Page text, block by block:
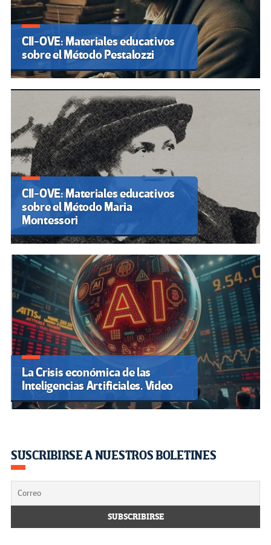
CII-OVE: Materiales educativos
sobre el Método Pestalozzi
CII-OVE: Materiales educativos
sobre el Método Maria
Montessori
La Crisis económica de las
Inteligencias Artificiales. Video
SUSCRIBIRSE A NUESTROS BOLETINES